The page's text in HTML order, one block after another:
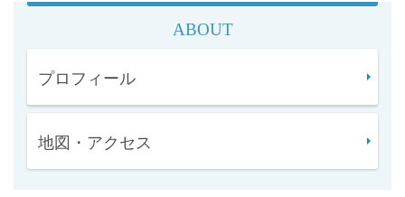
ABOUT
プロフィール
地図・アクセス